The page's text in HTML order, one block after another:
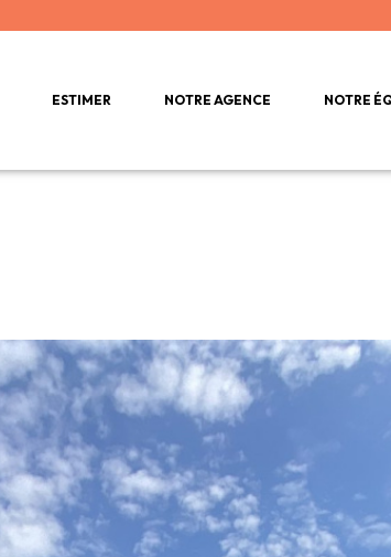
ESTIMER NOTRE AGENCE NOTRE